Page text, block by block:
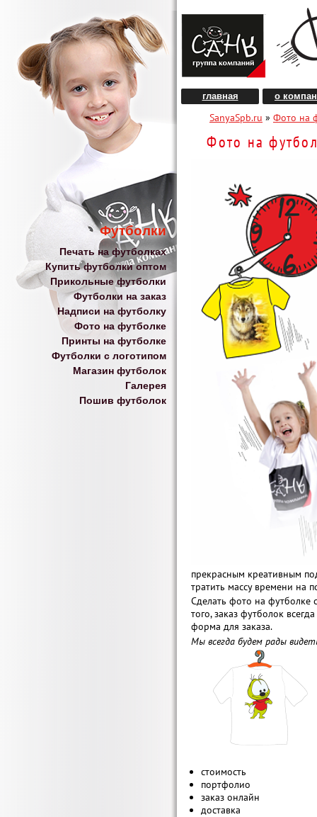
главная о
Футболки
Печать на футболках
Купить футболки оптом
Прикольные футболки
Футболки на заказ
Надписи на футболку
Фото на футболке
Принты на футболке
Футболки с логотипом
Магазин футболок
Галерея
Пошив футболок
SanyaSpb.ru » Фото на
Фото на
прекрасным креативным
тратить массу времени на
Сделать фото на
того, заказ футболок
форма для заказа.
Мы всегда будем рады
стоимость
портфолио
заказ онлайн
доставка